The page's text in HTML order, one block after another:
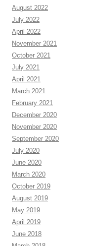
August 2022
July 2022
April 2022
November 2021
October 2021
July 2021
April 2021
March 2021
February 2021
December 2020
November 2020
September 2020
July 2020
June 2020
March 2020
October 2019
August 2019
May 2019
April 2019
June 2018